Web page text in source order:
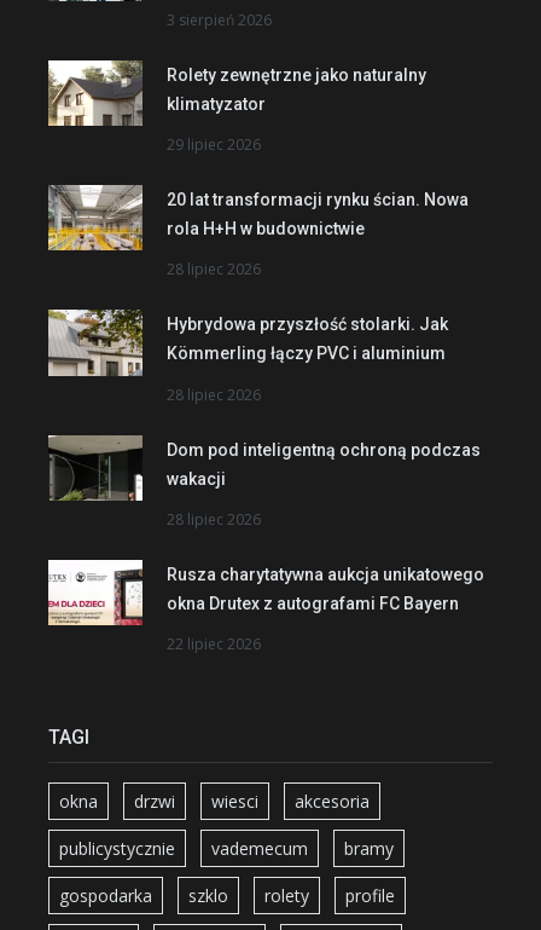
3 sierpień 2026
Rolety zewnętrzne jako naturalny
klimatyzator
29 lipiec 2026
20 lat transformacji rynku ścian. Nowa
rola H+H w budownictwie
28 lipiec 2026
Hybrydowa przyszłość stolarki. Jak
Kömmerling łączy PVC i aluminium
28 lipiec 2026
Dom pod inteligentną ochroną podczas
wakacji
28 lipiec 2026
Rusza charytatywna aukcja unikatowego
okna Drutex z autografami FC Bayern
22 lipiec 2026
TAGI
okna drzwi wiesci akcesoria
publicystycznie vademecum bramy
gospodarka szklo rolety profile